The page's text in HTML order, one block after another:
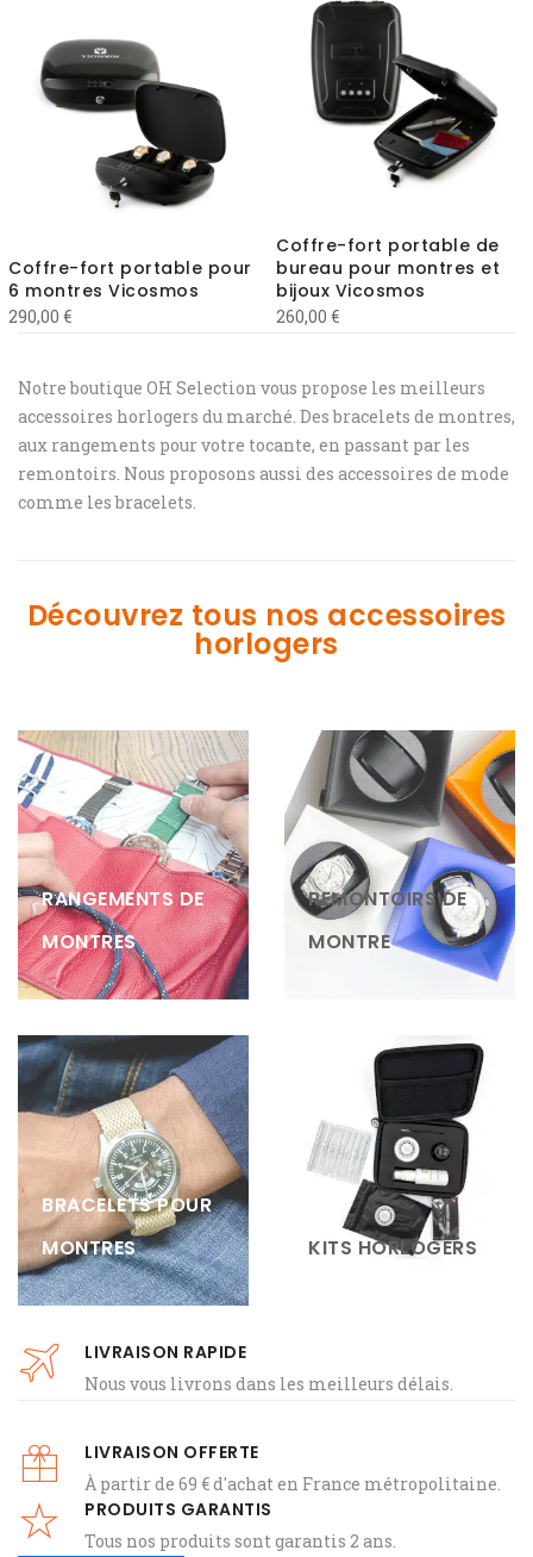
Coffre-fort portable de
bureau pour montres et
bijoux Vicosmos
260,00 €
Coffre-fort portable pour
6 montres Vicosmos
290,00 €
Notre boutique OH Selection vous propose les meilleurs
accessoires horlogers du marché. Des bracelets de montres,
aux rangements pour votre tocante, en passant par les
remontoirs. Nous proposons aussi des accessoires de mode
comme les bracelets.
Découvrez tous nos accessoires
horlogers
RANGEMENTS DE
MONTRES
REMONTOIRS DE
MONTRE
BRACELETS POUR
MONTRES
KITS HORLOGERS
LIVRAISON RAPIDE
Nous vous livrons dans les meilleurs délais.
LIVRAISON OFFERTE
À partir de 69 € d'achat en France métropolitaine.
PRODUITS GARANTIS
Tous nos produits sont garantis 2 ans.